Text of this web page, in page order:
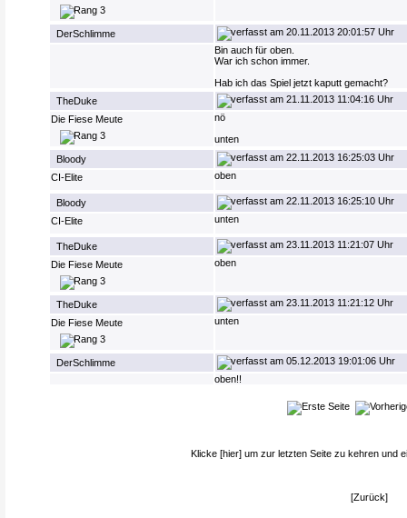
DerSchlimme
20.11.2013 20:01:57 Uhr
Bin auch für oben.
War ich schon immer.
Hab ich das Spiel jetzt kaputt gemacht?
TheDuke
21.11.2013 11:04:16 Uhr
Die Fiese Meute
nö
unten
Bloody
22.11.2013 16:25:03 Uhr
CI-Elite
oben
Bloody
22.11.2013 16:25:10 Uhr
CI-Elite
unten
TheDuke
23.11.2013 11:21:07 Uhr
Die Fiese Meute
oben
TheDuke
23.11.2013 11:21:12 Uhr
Die Fiese Meute
unten
DerSchlimme
05.12.2013 19:01:06 Uhr
oben!!
Klicke [hier] um zur letzten Seite zu kehren und
[Zurück]